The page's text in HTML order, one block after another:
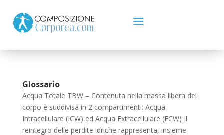
Glossario
Acqua Totale TBW – Contenuta nella massa libera del
corpo è suddivisa in 2 compartimenti: Acqua
Intracellulare (ICW) ed Acqua Extracellulare (ECW) Il
reintegro delle perdite idriche rappresenta, insieme